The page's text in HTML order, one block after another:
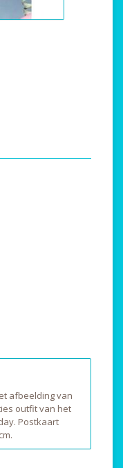
afbeelding van
outfit van het
Postkaart